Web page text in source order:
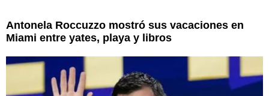
Antonela Roccuzzo mostró sus vacaciones en
Miami entre yates, playa y libros